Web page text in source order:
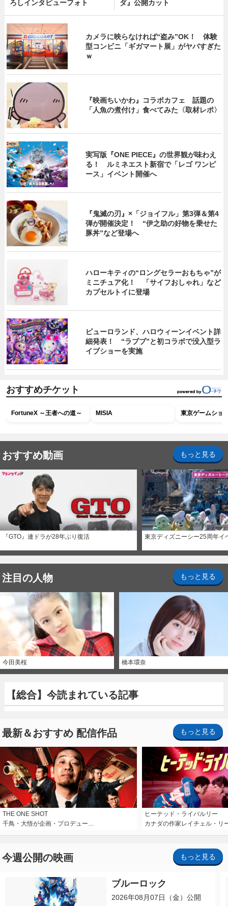
ろしインタビューフォト ダ』公開カット
カメラに映らなければ“盗み”OK！ 体験
型コンビニ「ギガマート展」がヤバすぎた
ｗ
『映画ちいかわ』コラボカフェ 話題の
「人魚の煮付け」食べてみた〈取材レポ〉
実写版『ONE PIECE』の世界観が味わえ
る！ ルミネエスト新宿で「レゴ ワンピ
ース」イベント開催へ
『鬼滅の刃』×「ジョイフル」第3弾＆第4
弾が開催決定！ “伊之助の好物を乗せた
豚丼”など登場へ
ハローキティの“ロングセラーおもちゃ”が
ミニチュア化！ 「サイフおしゃれ」など
カプセルトイに登場
ピューロランド、ハロウィーンイベント詳
細発表！ “ラブブ”と初コラボで没入型ラ
イブショーを実施
おすすめチケット
FortuneX ～王者への道～ MISIA 東京ゲームショ
おすすめ動画 もっと見る
『GTO』連ドラが28年ぶり復活 東京ディズニーシー25周年イ
注目の人物 もっと見る
今田美桜 橋本環奈
【総合】今読まれている記事
最新＆おすすめ 配信作品 もっと見る
THE ONE SHOT
千鳥・大悟が企画・プロデュー…
ヒーテッド・ライバルリー
カナダの作家レイチェル・リ
今週公開の映画 もっと見る
ブルーロック
2026年08月07日（金）公開